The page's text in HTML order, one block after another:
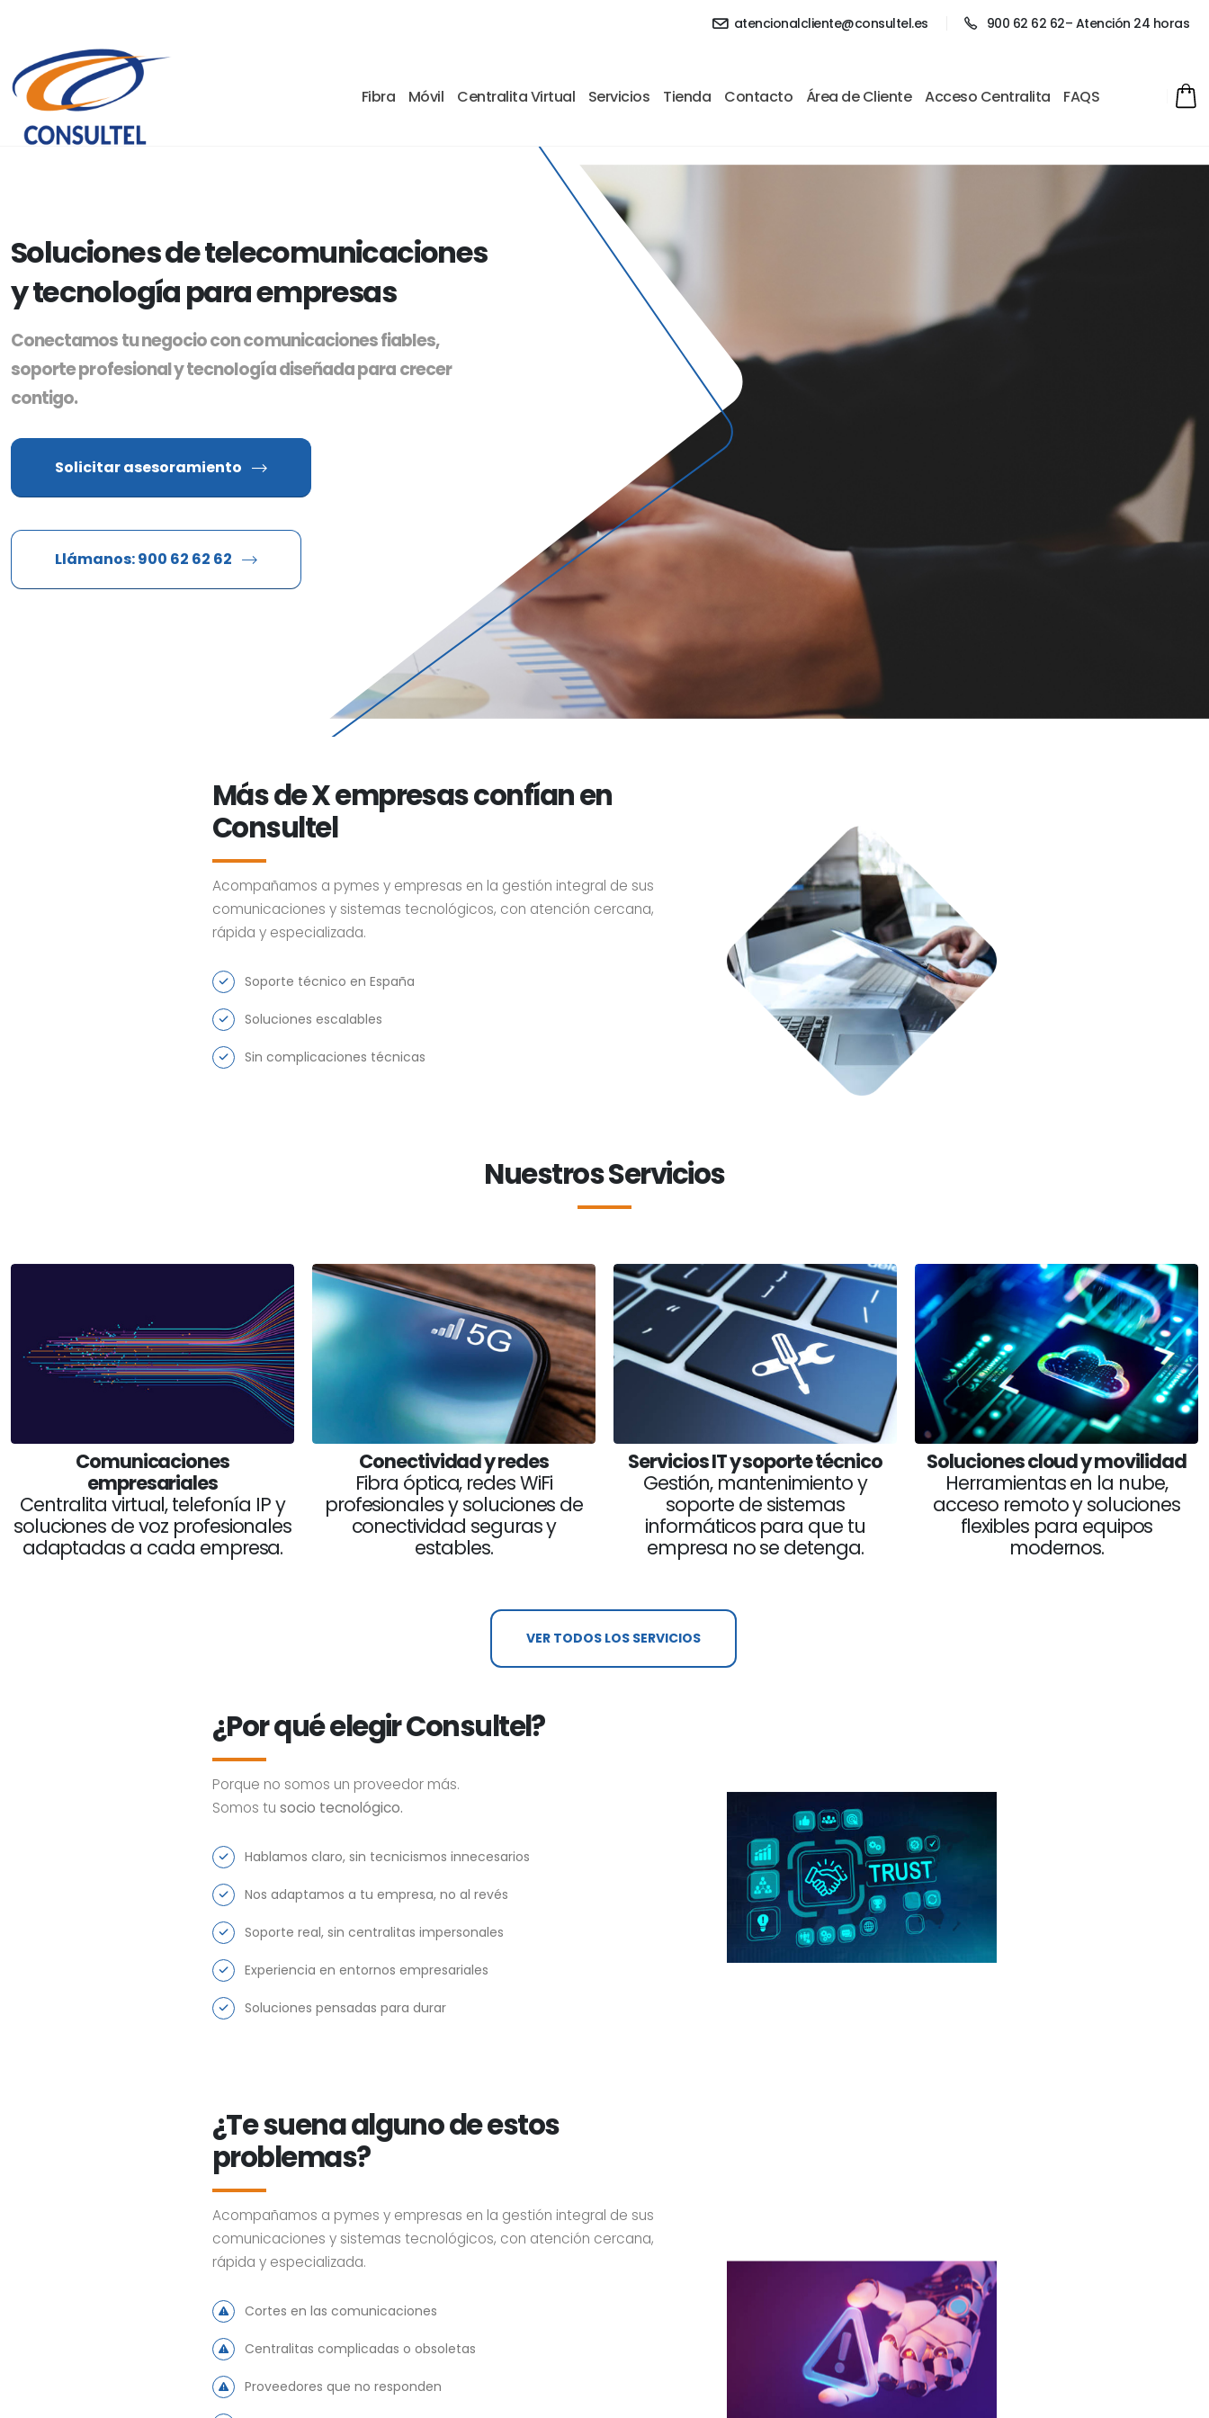
atencionalcliente@consultel.es 900 62 62 62– Atención 24 horas
Fibra Móvil Centralita Virtual Servicios Tienda Contacto Área de Cliente Acceso Centralita FAQS
Soluciones de telecomunicaciones
y tecnología para empresas
Conectamos tu negocio con comunicaciones fiables,
soporte profesional y tecnología diseñada para crecer
contigo.
Solicitar asesoramiento
Llámanos: 900 62 62 62
Más de X empresas confían en
Consultel
Acompañamos a pymes y empresas en la gestión integral de sus
comunicaciones y sistemas tecnológicos, con atención cercana,
rápida y especializada.
Soporte técnico en España
Soluciones escalables
Sin complicaciones técnicas
Nuestros Servicios
Comunicaciones
empresariales
Centralita virtual, telefonía IP y
soluciones de voz profesionales
adaptadas a cada empresa.
Conectividad y redes
Fibra óptica, redes WiFi
profesionales y soluciones de
conectividad seguras y
estables.
Servicios IT y soporte técnico
Gestión, mantenimiento y
soporte de sistemas
informáticos para que tu
empresa no se detenga.
Soluciones cloud y movilidad
Herramientas en la nube,
acceso remoto y soluciones
flexibles para equipos
modernos.
VER TODOS LOS SERVICIOS
¿Por qué elegir Consultel?
Porque no somos un proveedor más.
Somos tu socio tecnológico.
Hablamos claro, sin tecnicismos innecesarios
Nos adaptamos a tu empresa, no al revés
Soporte real, sin centralitas impersonales
Experiencia en entornos empresariales
Soluciones pensadas para durar
¿Te suena alguno de estos
problemas?
Acompañamos a pymes y empresas en la gestión integral de sus
comunicaciones y sistemas tecnológicos, con atención cercana,
rápida y especializada.
Cortes en las comunicaciones
Centralitas complicadas o obsoletas
Proveedores que no responden